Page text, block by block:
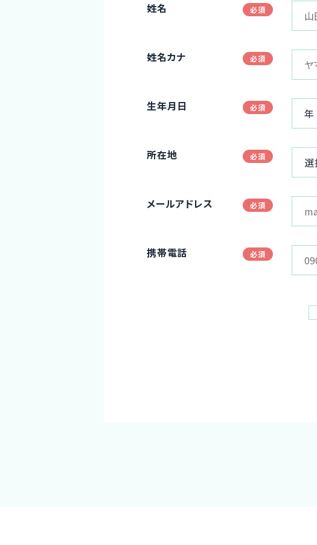
姓名
姓名カナ
生年月日
年
所在地
選
メールアドレス
携帯電話